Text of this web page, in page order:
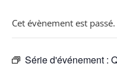
Cet évènement est passé.
Série d'événement :